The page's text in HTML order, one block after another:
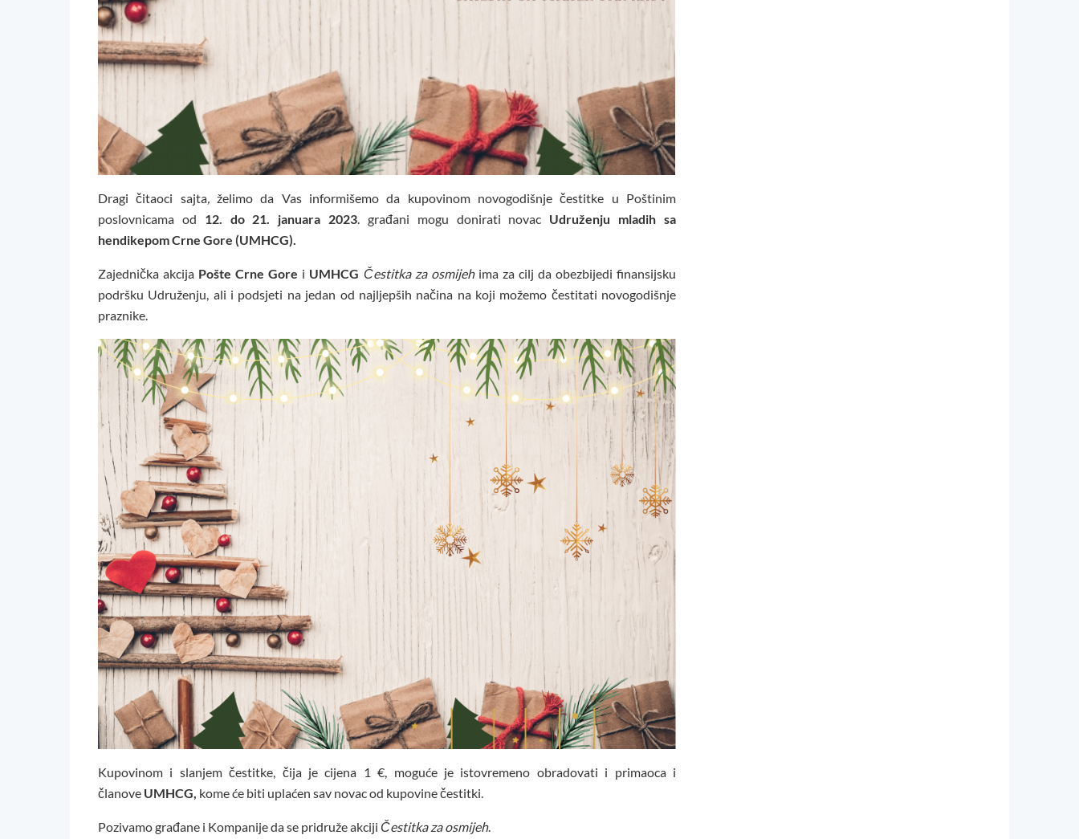
Dragi čitaoci sajta,želimo da Vas informišemo da kupovinom novogodišnje čestitke u Poštinim
poslovnicama od 12. do 21. januara 2023. građani mogu donirati novac Udruženju mladih sa
hendikepom Crne Gore (UMHCG).
Zajednička akcija Pošte Crne Gore i UMHCG Čestitka za osmijehima za cilj da obezbijedi finansijsku
podršku Udruženju, ali i podsjeti na jedan od najljepših načina na koji možemo čestitati novogodišnje
praznike.
Kupovinom i slanjem čestitke, čija je cijena 1 €, moguće je istovremeno obradovati i primaoca i
članove UMHCG, kome će biti uplaćen sav novac od kupovine čestitki.
Pozivamo građane i Kompanije da se pridruže akciji Čestitka za osmijeh.​